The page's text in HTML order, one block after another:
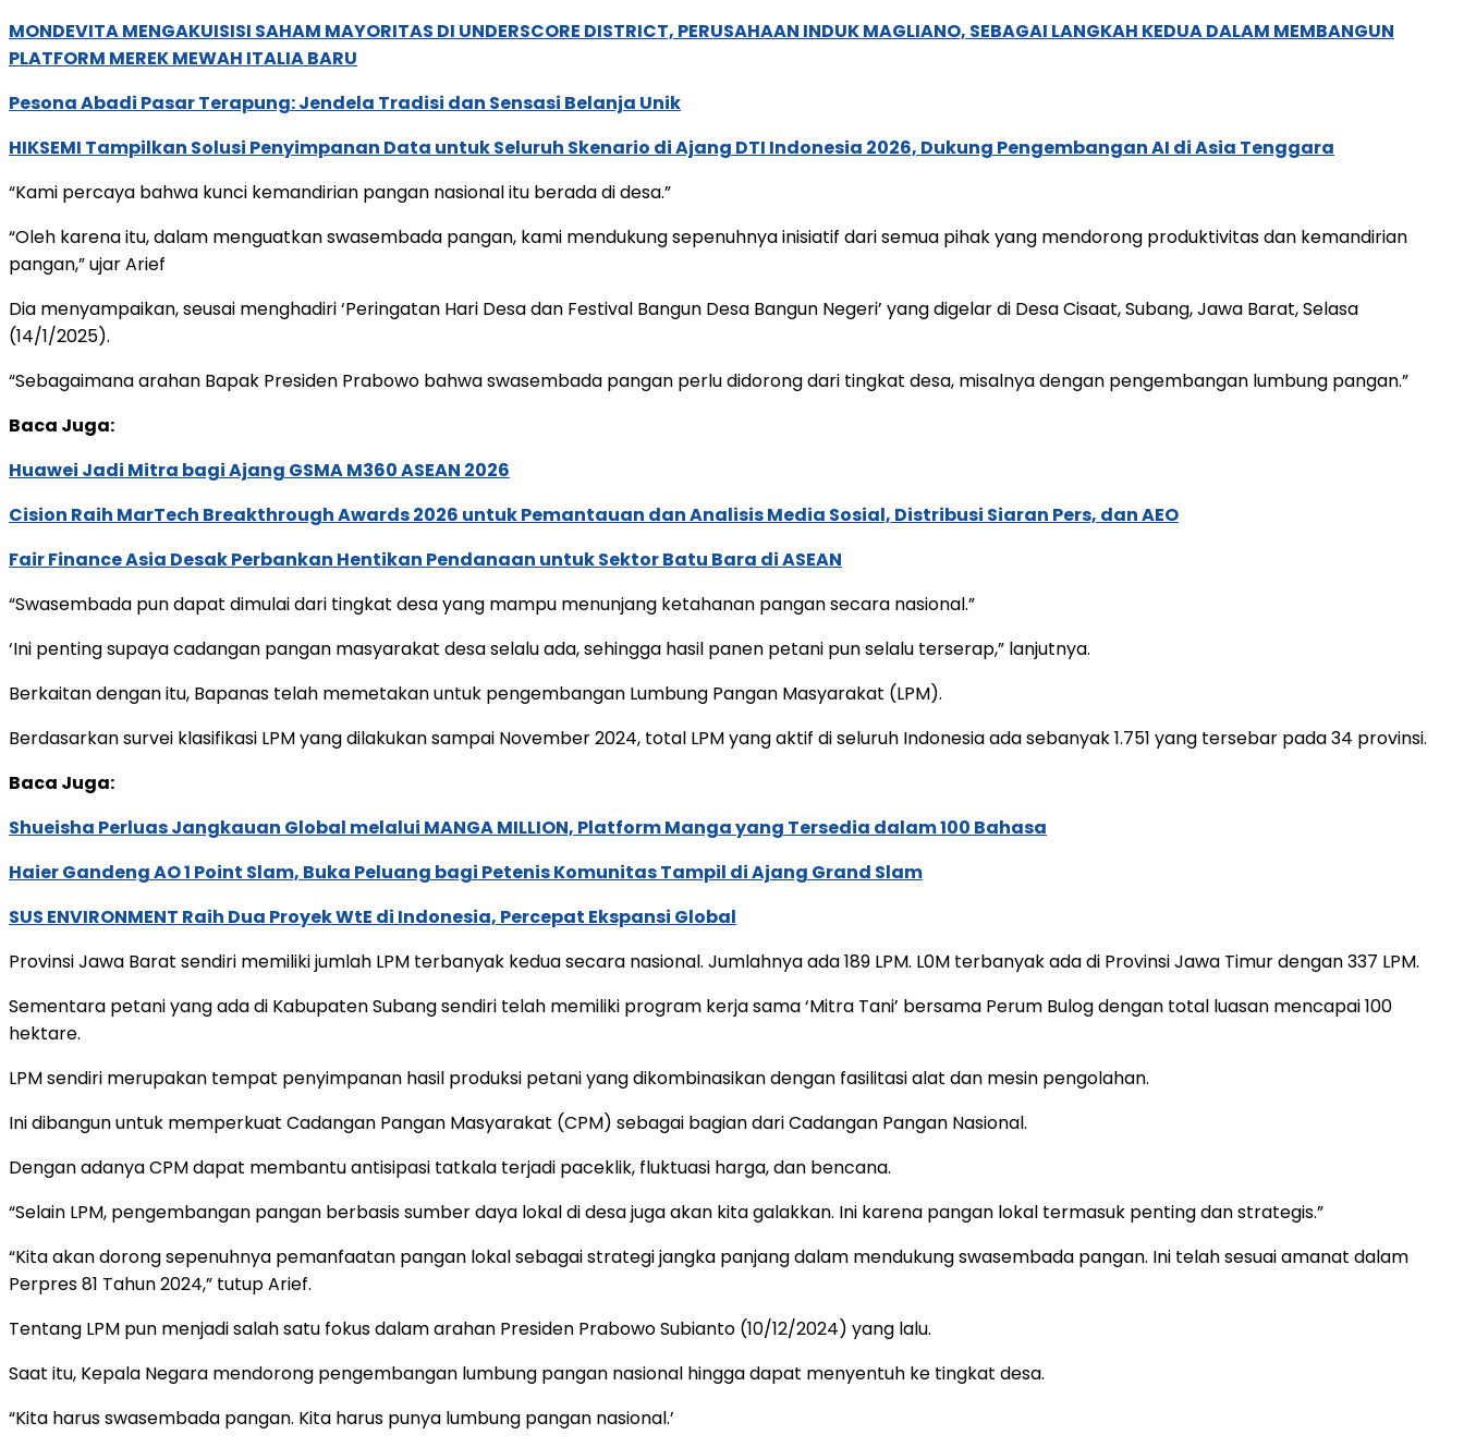
MONDEVITA MENGAKUISISI SAHAM MAYORITAS DI UNDERSCORE DISTRICT, PERUSAHAAN INDUK MAGLIANO, SEBAGAI LANGKAH KEDUA DALAM MEMBANGUN
PLATFORM MEREK MEWAH ITALIA BARU
Pesona Abadi Pasar Terapung: Jendela Tradisi dan Sensasi Belanja Unik
HIKSEMI Tampilkan Solusi Penyimpanan Data untuk Seluruh Skenario di Ajang DTI Indonesia 2026, Dukung Pengembangan AI di Asia Tenggara
“Kami percaya bahwa kunci kemandirian pangan nasional itu berada di desa.”
“Oleh karena itu, dalam menguatkan swasembada pangan, kami mendukung sepenuhnya inisiatif dari semua pihak yang mendorong produktivitas dan kemandirian
pangan,” ujar Arief
Dia menyampaikan, seusai menghadiri ‘Peringatan Hari Desa dan Festival Bangun Desa Bangun Negeri’ yang digelar di Desa Cisaat, Subang, Jawa Barat, Selasa
(14/1/2025).
“Sebagaimana arahan Bapak Presiden Prabowo bahwa swasembada pangan perlu didorong dari tingkat desa, misalnya dengan pengembangan lumbung pangan.”
Baca Juga:
Huawei Jadi Mitra bagi Ajang GSMA M360 ASEAN 2026
Cision Raih MarTech Breakthrough Awards 2026 untuk Pemantauan dan Analisis Media Sosial, Distribusi Siaran Pers, dan AEO
Fair Finance Asia Desak Perbankan Hentikan Pendanaan untuk Sektor Batu Bara di ASEAN
“Swasembada pun dapat dimulai dari tingkat desa yang mampu menunjang ketahanan pangan secara nasional.”
‘Ini penting supaya cadangan pangan masyarakat desa selalu ada, sehingga hasil panen petani pun selalu terserap,” lanjutnya.
Berkaitan dengan itu, Bapanas telah memetakan untuk pengembangan Lumbung Pangan Masyarakat (LPM).
Berdasarkan survei klasifikasi LPM yang dilakukan sampai November 2024, total LPM yang aktif di seluruh Indonesia ada sebanyak 1.751 yang tersebar pada 34 provinsi.
Baca Juga:
Shueisha Perluas Jangkauan Global melalui MANGA MILLION, Platform Manga yang Tersedia dalam 100 Bahasa
Haier Gandeng AO 1 Point Slam, Buka Peluang bagi Petenis Komunitas Tampil di Ajang Grand Slam
SUS ENVIRONMENT Raih Dua Proyek WtE di Indonesia, Percepat Ekspansi Global
Provinsi Jawa Barat sendiri memiliki jumlah LPM terbanyak kedua secara nasional. Jumlahnya ada 189 LPM. L0M terbanyak ada di Provinsi Jawa Timur dengan 337 LPM.
Sementara petani yang ada di Kabupaten Subang sendiri telah memiliki program kerja sama ‘Mitra Tani’ bersama Perum Bulog dengan total luasan mencapai 100
hektare.
LPM sendiri merupakan tempat penyimpanan hasil produksi petani yang dikombinasikan dengan fasilitasi alat dan mesin pengolahan.
Ini dibangun untuk memperkuat Cadangan Pangan Masyarakat (CPM) sebagai bagian dari Cadangan Pangan Nasional.
Dengan adanya CPM dapat membantu antisipasi tatkala terjadi paceklik, fluktuasi harga, dan bencana.
“Selain LPM, pengembangan pangan berbasis sumber daya lokal di desa juga akan kita galakkan. Ini karena pangan lokal termasuk penting dan strategis.”
“Kita akan dorong sepenuhnya pemanfaatan pangan lokal sebagai strategi jangka panjang dalam mendukung swasembada pangan. Ini telah sesuai amanat dalam
Perpres 81 Tahun 2024,” tutup Arief.
Tentang LPM pun menjadi salah satu fokus dalam arahan Presiden Prabowo Subianto (10/12/2024) yang lalu.
Saat itu, Kepala Negara mendorong pengembangan lumbung pangan nasional hingga dapat menyentuh ke tingkat desa.
“Kita harus swasembada pangan. Kita harus punya lumbung pangan nasional.’